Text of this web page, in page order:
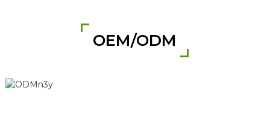
OEM/ODM